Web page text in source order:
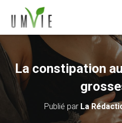
La constipation
Publié par La